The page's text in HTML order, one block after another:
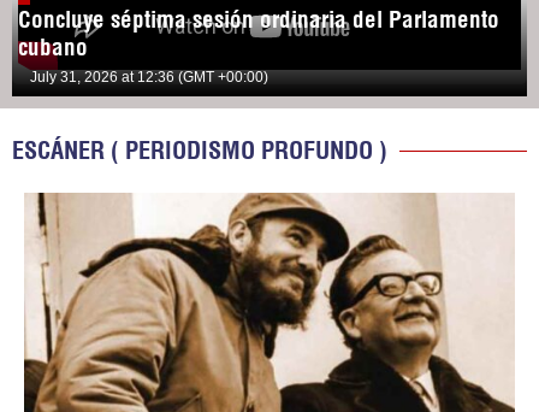
Concluye séptima sesión ordinaria del Parlamento
cubano
July 31, 2026 at 12:36 (GMT +00:00)
ESCÁNER ( PERIODISMO PROFUNDO )